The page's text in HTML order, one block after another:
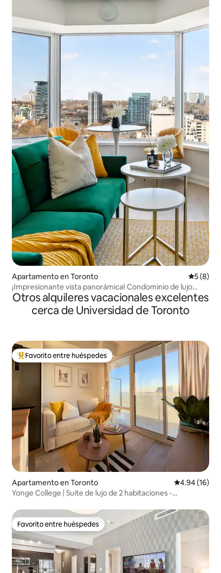
Apartamento en Toronto
5 (8)
¡Impresionante vista panorámica! Condominio de lujo
completo
Otros alquileres vacacionales excelentes
cerca de Universidad de Toronto
Favorito entre huéspedes preferido
Favorito entre huéspedes
Apartamento en Toronto Calificación
4.94 (16)
Yonge College | Suite de lujo de 2 habitaciones -
Favorito entre huéspedes
Favorito entre huéspedes